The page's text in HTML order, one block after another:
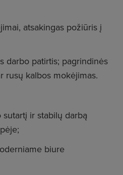
atsakingas požiūris į
darbo patirtis; pagrindinės
rusų kalbos mokėjimas.
ir stabilų darbą
biure